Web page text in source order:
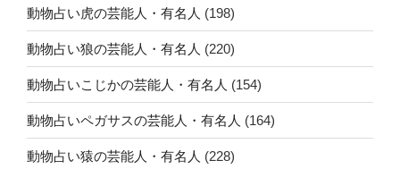
動物占い虎の芸能人・有名人 (198)
動物占い狼の芸能人・有名人 (220)
動物占いこじかの芸能人・有名人 (154)
動物占いペガサスの芸能人・有名人 (164)
動物占い猿の芸能人・有名人 (228)